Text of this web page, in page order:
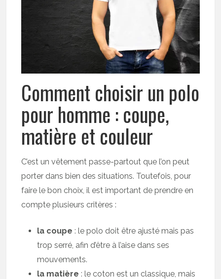
Comment choisir un polo
pour homme : coupe,
matière et couleur
C’est un vêtement passe-partout que l’on peut
porter dans bien des situations. Toutefois, pour
faire le bon choix, il est important de prendre en
compte plusieurs critères :
la coupe : le polo doit être ajusté mais pas
trop serré, afin d’être à l’aise dans ses
mouvements.
la matière : le coton est un classique, mais